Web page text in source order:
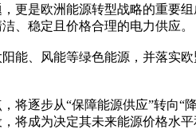
更是欧洲能源转型战略的重要
、稳定且价格合理的电力供应。
能、风能等绿色能源，并落实
逐步从“保障能源供应”转向“
将成为决定其未来能源价格水平